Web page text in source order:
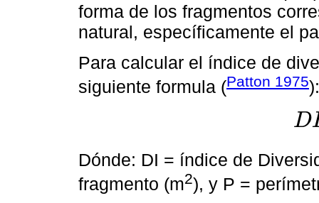
forma de los fragmentos
natural, específicamente el
Para calcular el índice de
siguiente formula (Patton 1975):
D
DI=P
Dónde: DI = índice de
fragmento (m2), y P =